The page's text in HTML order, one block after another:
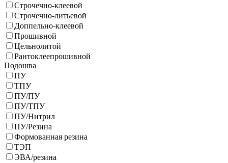
Строчечно-клеевой
Строчечно-литьевой
Доппельно-клеевой
Прошивной
Цельнолитой
Рантоклеепрошивной
Подошва
ПУ
ТПУ
ПУ/ПУ
ПУ/ТПУ
ПУ/Нитрил
ПУ/Резина
Формованная резина
ТЭП
ЭВА/резина